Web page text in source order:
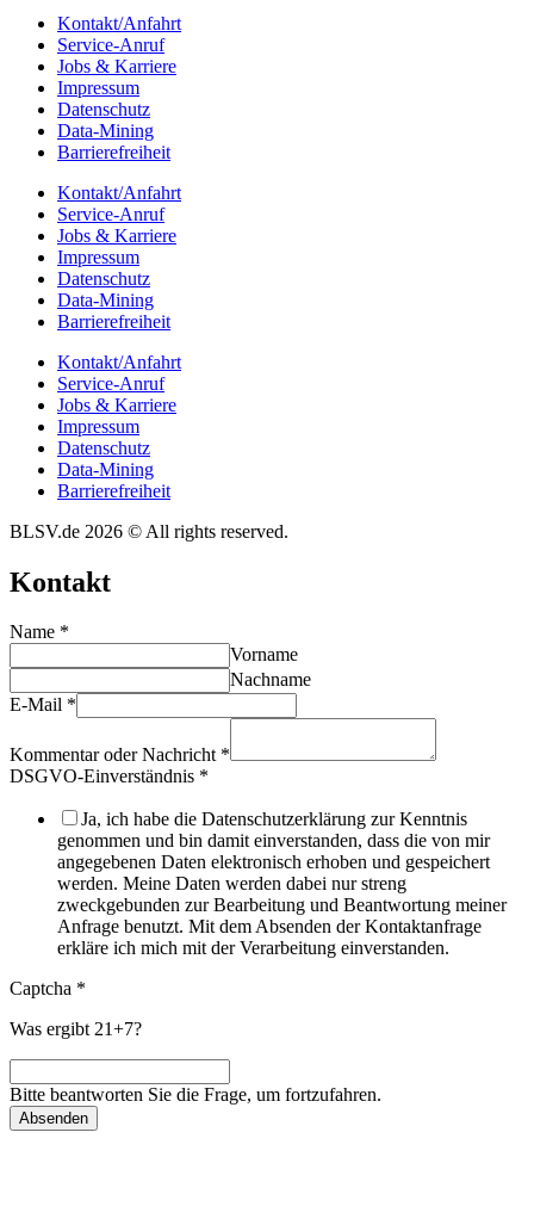
Kontakt/​​Anfahrt
Service-Anruf
Jobs & Karriere
Impres­sum
Daten­schutz
Data-Mining
Barrie­re­frei­heit
Kontakt/​​Anfahrt
Service-Anruf
Jobs & Karriere
Impres­sum
Daten­schutz
Data-Mining
Barrie­re­frei­heit
Kontakt/​​Anfahrt
Service-Anruf
Jobs & Karriere
Impres­sum
Daten­schutz
Data-Mining
Barrie­re­frei­heit
BLSV.de 2026 © All rights reserved.
Kontakt
Name *
Vorname
Nachname
E-Mail *
Kommentar oder Nachricht *
DSGVO-Einverständnis *
Ja, ich habe die Datenschutzerklärung zur Kenntnis
genommen und bin damit einverstanden, dass die von mir
angegebenen Daten elektronisch erhoben und gespeichert
werden. Meine Daten werden dabei nur streng
zweckgebunden zur Bearbeitung und Beantwortung meiner
Anfrage benutzt. Mit dem Absenden der Kontaktanfrage
erkläre ich mich mit der Verarbeitung einverstanden.
Captcha *
Was ergibt 21+7?
Bitte beantworten Sie die Frage, um fortzufahren.
Absenden